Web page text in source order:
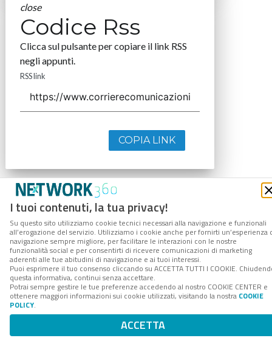
I tuoi contenuti, la tua privacy!
Su questo sito utilizziamo cookie tecnici necessari alla navigazione e funzionali
all’erogazione del servizio. Utilizziamo i cookie anche per fornirti un’esperienza
navigazione sempre migliore, per facilitare le interazioni con le nostre
funzionalità social e per consentirti di ricevere comunicazioni di marketing
aderenti alle tue abitudini di navigazione e ai tuoi interessi.
Puoi esprimere il tuo consenso cliccando su ACCETTA TUTTI I COOKIE.
questa informativa, continui senza accettare.
Potrai sempre gestire le tue preferenze accedendo al nostro COOKIE CENTER e
ottenere maggiori informazioni sui cookie utilizzati, visitando la nostra COOKIE
POLICY.
ACCETTA
close
Codice Rss
Clicca sul pulsante per copiare il link RSS
negli appunti.
RSS link
COPIA LINK